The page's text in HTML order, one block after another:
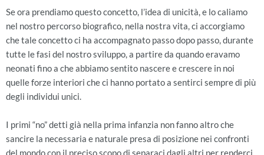
Se ora prendiamo questo concetto, l’idea di unicità, e lo caliamo
nel nostro percorso biografico, nella nostra vita, ci accorgiamo
che tale concetto ci ha accompagnato passo dopo passo, durante
tutte le fasi del nostro sviluppo, a partire da quando eravamo
neonati fino a che abbiamo sentito nascere e crescere in noi
quelle forze interiori che ci hanno portato a sentirci sempre di più
degli individui unici.
I primi “no” detti già nella prima infanzia non fanno altro che
sancire la necessaria e naturale presa di posizione nei confronti
del mondo con il preciso scopo di separaci dagli altri per renderci